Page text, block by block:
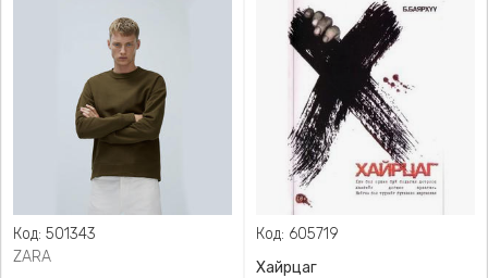
Код: 501343
ZARA
Код: 605719
Хайрцаг